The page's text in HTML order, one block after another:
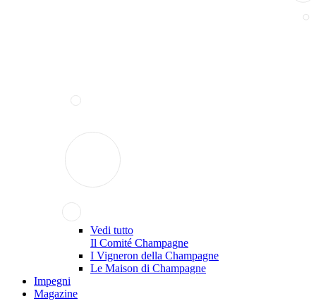
Vedi tutto
Il Comité Champagne
I Vigneron della Champagne
Le Maison di Champagne
Impegni
Magazine